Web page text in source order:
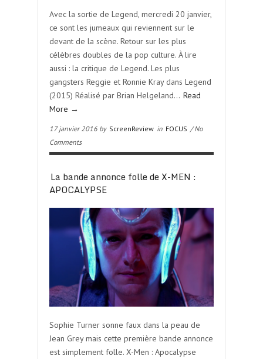
Avec la sortie de Legend, mercredi 20 janvier,
ce sont les jumeaux qui reviennent sur le
devant de la scène. Retour sur les plus
célèbres doubles de la pop culture. À lire
aussi : la critique de Legend. Les plus
gangsters Reggie et Ronnie Kray dans Legend
(2015) Réalisé par Brian Helgeland… Read
More →
17 janvier 2016 by ScreenReview in FOCUS / No
Comments
La bande annonce folle de X-MEN :
APOCALYPSE
Sophie Turner sonne faux dans la peau de
Jean Grey mais cette première bande annonce
est simplement folle. X-Men : Apocalypse